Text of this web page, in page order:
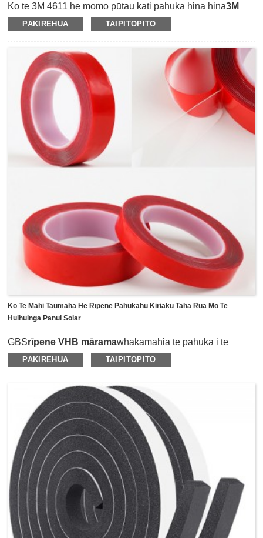
Ko te 3M 4611 he momo pūtau kati pahuka hina hina3M
VHB Ripene.Ma te matotoru o te 0.045in(1.1mm), he tino
ngawari me nga ahuatanga me nga taonga huarere me te
wiri me te weld i roto i nga momo hangahanga katoa o nga
waahanga hangahanga, te huihuinga motuka motuka, te
whakaurunga matapihi me nga tatau, nga taonga
whakapaipai me te whakatikatika i te kaainga me era atu.
PAKIREHUA TAIPITOPITO
Ko Te Mahi Taumaha He Rīpene Pahukahu Kiriaku Taha Rua Mo Te
Huihuinga Panui Solar
GBSrīpene VHB māramawhakamahia te pahuka i te
kiriaku marama hei tïpako me te pani ki te whakapiri kiriaku
mahi teitei.Ko te matotoru mai i te 0.4mm-3mm mo nga
pai, a ko te tae maamaa e kore e kitea he pai ki te tono ki
nga taonga whakapaipai kaainga penei i te anga
whakaahua, te karaka, te matau, me etahi atu taputapu
kihini.I te nuinga o te wa ka tonohia ki runga i te huihuinga
mo te panui solar ki te whakarato i tetahi mahi hono me te
mahi piripono i te wa o te huihuinga panui solar.
PAKIREHUA TAIPITOPITO